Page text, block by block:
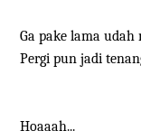
Ga pake lama
Pergi pun jadi
Hoaaah...